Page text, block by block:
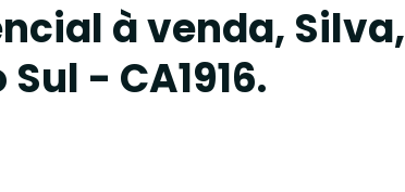
à venda, Silva,
- CA1916.